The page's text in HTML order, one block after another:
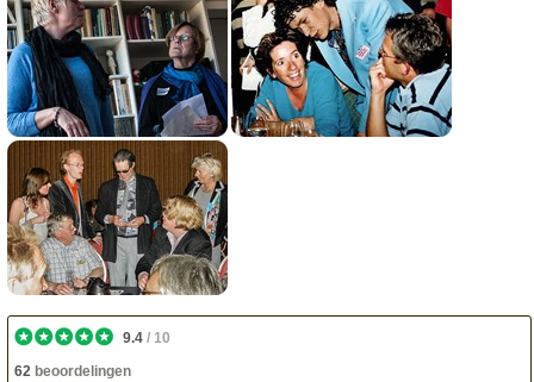
9.4 / 10
62 beoordelingen